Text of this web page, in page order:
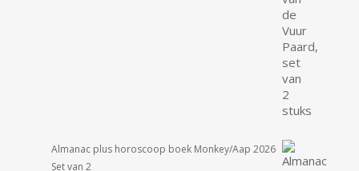
Almanac plus horoscoop boek Monkey/Aap 2026
Set van 2